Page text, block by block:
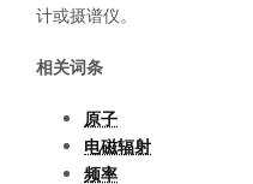
计或摄谱仪。
相关词条
原子
电磁辐射
频率